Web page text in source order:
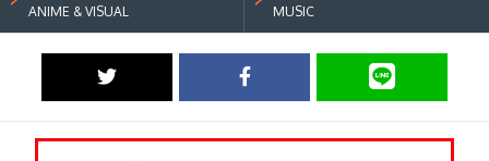
ANIME & VISUAL MUSIC